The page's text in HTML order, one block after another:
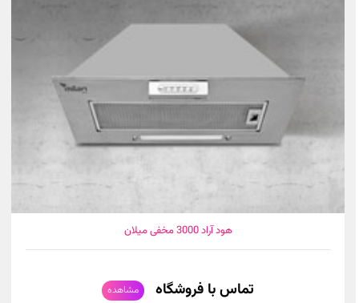
هود آراد 3000 مخفی میلان
تماس با فروشگاه مشاهده